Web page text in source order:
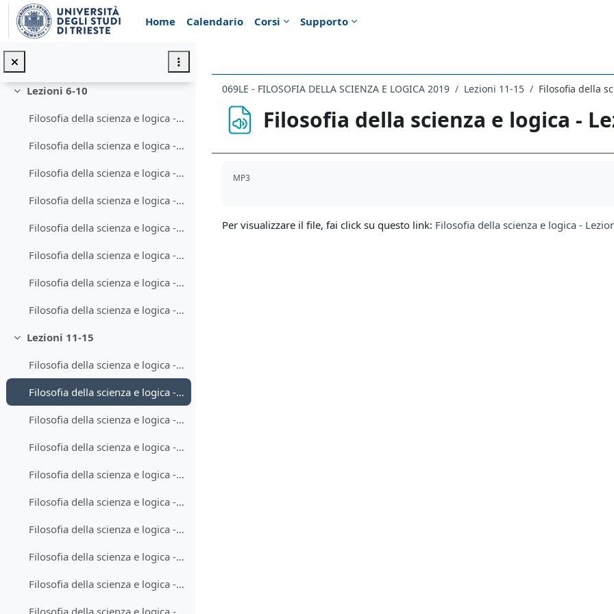
Vai al contenuto principale
Home
Calendario Corsi Supporto
Filosofia della scienza e logica - Lezione 3
Minimizza
Lezioni 6-10
Filosofia della scienza e logica - Lezione 6
Filosofia della scienza e logica - Lezione 7
Filosofia della scienza e logica - Lezione 8-2
Filosofia della scienza e logica - Lezione 8-1
Filosofia della scienza e logica - Lezione 9-1
Filosofia della scienza e logica - Lezione 9-2
Filosofia della scienza e logica - Lezione 10-1
Filosofia della scienza e logica - Lezione 10-2
Minimizza
Lezioni 11-15
Filosofia della scienza e logica - Lezione 11-1
Filosofia della scienza e logica - Lezione 11-2
Filosofia della scienza e logica - Lezione 12-1
Filosofia della scienza e logica - Lezione 12-2
Filosofia della scienza e logica - Lezione 13-1
Filosofia della scienza e logica - Lezione 13-2
Filosofia della scienza e logica - Lezione 14-1
Filosofia della scienza e logica - Lezione 14-2
Filosofia della scienza e logica - Lezione 15-1
069LE - FILOSOFIA DELLA SCIENZA E LOGICA 2019 Lezioni 11-15 Filosofia della
Filosofia della scienza e logica -
MP3
Per visualizzare il file, fai click su questo link: Filosofia della scienza e logica -